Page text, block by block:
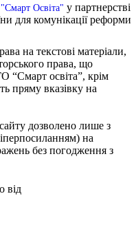
Освіта" у партнерстві
для комунікації реформи
на текстові матеріали,
права, що
“Смарт освіта”, крім
пряму вказівку на
дозволено лише з
на
без погодження з
від